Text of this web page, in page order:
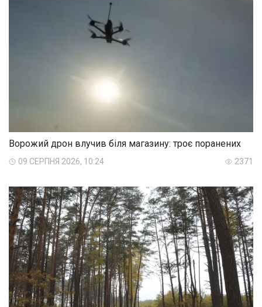
Ворожий дрон влучив біля магазину: троє поранених
09 СЕРПНЯ 2026, 10:24 2371